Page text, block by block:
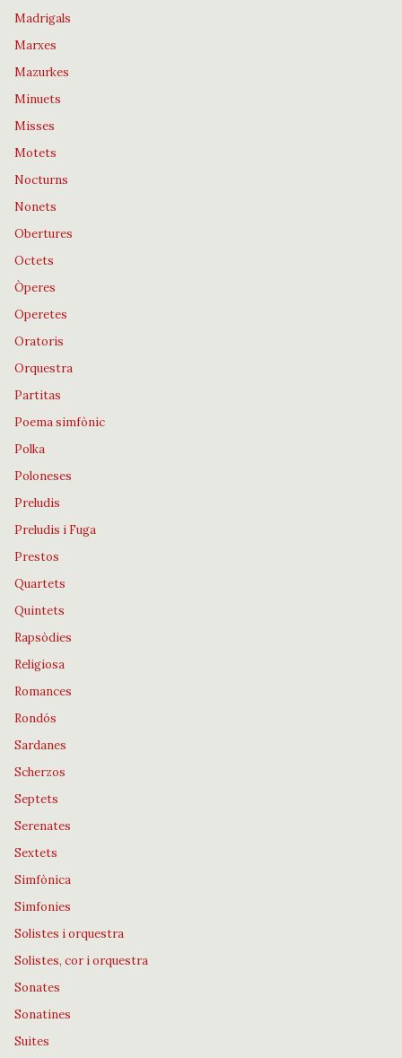
Madrigals
Marxes
Mazurkes
Minuets
Misses
Motets
Nocturns
Nonets
Obertures
Octets
Òperes
Operetes
Oratoris
Orquestra
Partitas
Poema simfònic
Polka
Poloneses
Preludis
Preludis i Fuga
Prestos
Quartets
Quintets
Rapsòdies
Religiosa
Romances
Rondós
Sardanes
Scherzos
Septets
Serenates
Sextets
Simfònica
Simfonies
Solistes i orquestra
Solistes, cor i orquestra
Sonates
Sonatines
Suites